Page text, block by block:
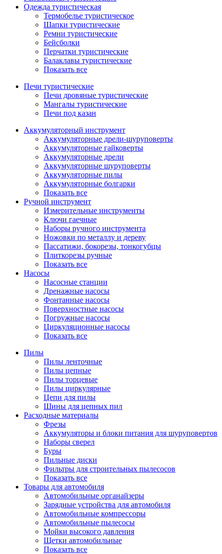
Одежда туристическая
Термобелье туристическое
Шапки туристические
Ремни туристические
Бейсболки
Перчатки туристические
Балаклавы туристические
Показать все
Печи туристические
Печи дровяные туристические
Мангалы туристические
Печи под казан
Аккумуляторный инструмент
Аккумуляторные дрели-шуруповерты
Аккумуляторные гайковерты
Аккумуляторные дрели
Аккумуляторные шуруповерты
Аккумуляторные пилы
Аккумуляторные болгарки
Показать все
Ручной инструмент
Измерительные инструменты
Ключи гаечные
Наборы ручного инструмента
Ножовки по металлу и дереву
Пассатижи, бокорезы, тонкогубцы
Плиткорезы ручные
Показать все
Насосы
Насосные станции
Дренажные насосы
Фонтанные насосы
Поверхностные насосы
Погружные насосы
Циркуляционные насосы
Показать все
Пилы
Пилы ленточные
Пилы цепные
Пилы торцевые
Пилы циркулярные
Цепи для пилы
Шины для цепных пил
Расходные материалы
Фрезы
Аккумуляторы и блоки питания для шуруповертов
Наборы сверел
Буры
Пильные диски
Фильтры для строительных пылесосов
Показать все
Товары для автомобиля
Автомобильные органайзеры
Зарядные устройства для автомобиля
Автомобильные компрессоры
Автомобильные пылесосы
Мойки высокого давления
Щетки автомобильные
Показать все